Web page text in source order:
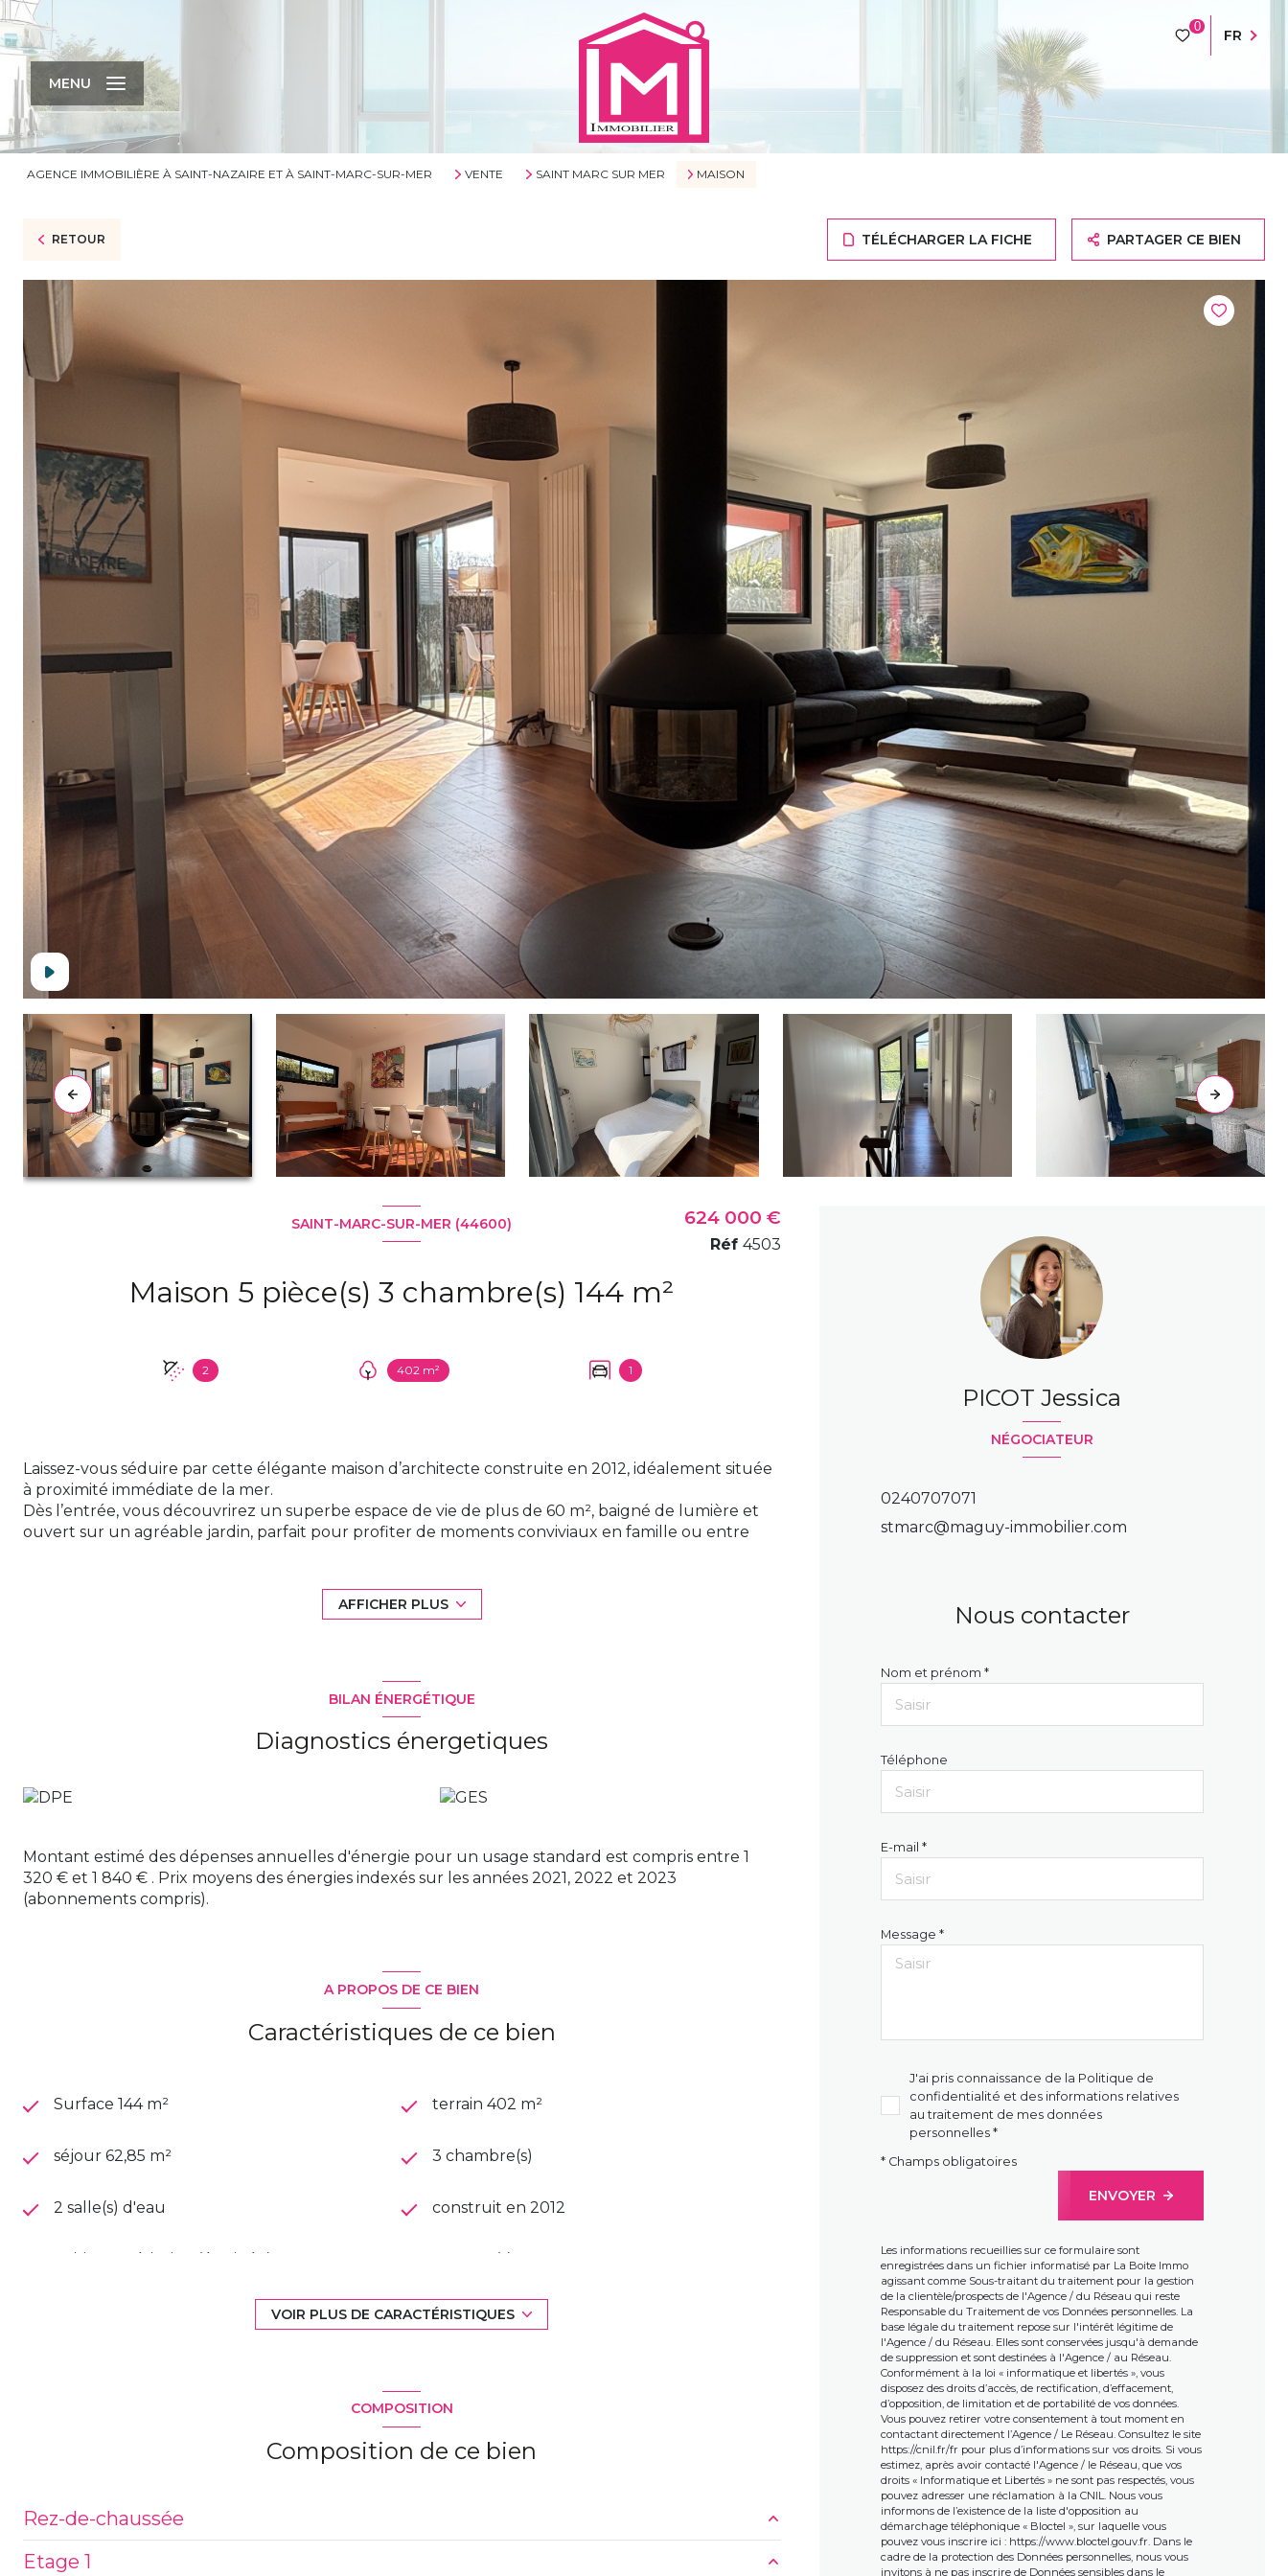
0
FR
MENU
AGENCE IMMOBILIÈRE À SAINT-NAZAIRE ET À SAINT-MARC-SUR-MER VENTE SAINT MARC SUR MER MAISON
RETOUR TÉLÉCHARGER LA FICHE PARTAGER CE BIEN
SAINT-MARC-SUR-MER (44600)
Maison 5 pièce(s) 3 chambre(s) 144 m²
2 402 m² 1
624 000 €
Réf 4503
Laissez-vous séduire par cette élégante maison d’architecte construite en 2012, idéalement située
à proximité immédiate de la mer.
Dès l’entrée, vous découvrirez un superbe espace de vie de plus de 60 m², baigné de lumière et
ouvert sur un agréable jardin, parfait pour profiter de moments conviviaux en famille ou entre
Le rez-de-chaussée accueille une suite parentale confortable, disposant de son dressing et de sa
salle de douche privative, offrant un véritable espace intime.
À l’extérieur, le jardin est complété par une charmante cabane, idéale pour un espace de jeux, un
Une maison contemporaine, lumineuse et fonctionnelle, idéale pour profiter pleinement de la
douceur de vivre à proximité de l’océan.
600 000€ hors honoraires)
Maguy Immobilier vous propose également d'autres biens sur ST NAZAIRE, ruban bleu, centre-
informations sur les risques auxquels ce bien est exposé sont disponibles sur le site Géorisques :
www.georisques.gouv.fr
AFFICHER PLUS
BILAN ÉNERGÉTIQUE
Diagnostics énergetiques
Montant estimé des dépenses annuelles d'énergie pour un usage standard est compris entre 1
320 € et 1 840 € . Prix moyens des énergies indexés sur les années 2021, 2022 et 2023
(abonnements compris).
A PROPOS DE CE BIEN
Caractéristiques de ce bien
Surface 144 m² terrain 402 m²
séjour 62,85 m² 3 chambre(s)
2 salle(s) d'eau construit en 2012
cuisine américaine (équipée) 1 garage(s)
exposition Sud
VOIR PLUS DE CARACTÉRISTIQUES
COMPOSITION
Composition de ce bien
Rez-de-chaussée
Etage 1
NÉGOCIATEUR
PICOT Jessica
0240707071
stmarc@maguy-immobilier.com
Nous contacter
Nom et prénom *
Téléphone
E-mail *
Message *
J'ai pris connaissance de la Politique de
confidentialité et des informations relatives
au traitement de mes données
personnelles *
* Champs obligatoires
ENVOYER
Les informations recueillies sur ce formulaire sont
enregistrées dans un fichier informatisé par La Boite Immo
agissant comme Sous-traitant du traitement pour la gestion
de la clientèle/prospects de l'Agence / du Réseau qui reste
Responsable du Traitement de vos Données personnelles. La
base légale du traitement repose sur l'intérêt légitime de
l'Agence / du Réseau. Elles sont conservées jusqu'à demande
de suppression et sont destinées à l'Agence / au Réseau.
Conformément à la loi « informatique et libertés », vous
disposez des droits d’accès, de rectification, d’effacement,
d’opposition, de limitation et de portabilité de vos données.
Vous pouvez retirer votre consentement à tout moment en
contactant directement l’Agence / Le Réseau. Consultez le site
https://cnil.fr/fr pour plus d’informations sur vos droits. Si vous
estimez, après avoir contacté l'Agence / le Réseau, que vos
droits « Informatique et Libertés » ne sont pas respectés, vous
pouvez adresser une réclamation à la CNIL. Nous vous
informons de l’existence de la liste d'opposition au
démarchage téléphonique « Bloctel », sur laquelle vous
pouvez vous inscrire ici : https://www.bloctel.gouv.fr. Dans le
cadre de la protection des Données personnelles, nous vous
invitons à ne pas inscrire de Données sensibles dans le